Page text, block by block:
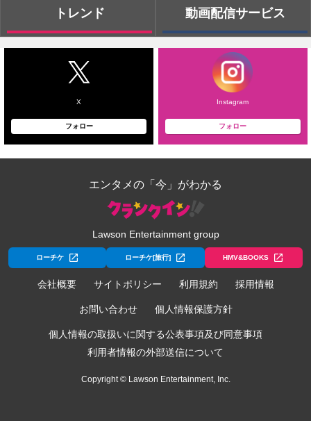
トレンド 動画配信サービス
X
フォロー
Instagram
フォロー
エンタメの「今」がわかる
Lawson Entertainment group
ローチケ ローチケ[旅行] HMV&BOOKS
会社概要 サイトポリシー 利用規約 採用情報
お問い合わせ 個人情報保護方針
個人情報の取扱いに関する公表事項及び同意事項
利用者情報の外部送信について
Copyright © Lawson Entertainment, Inc.